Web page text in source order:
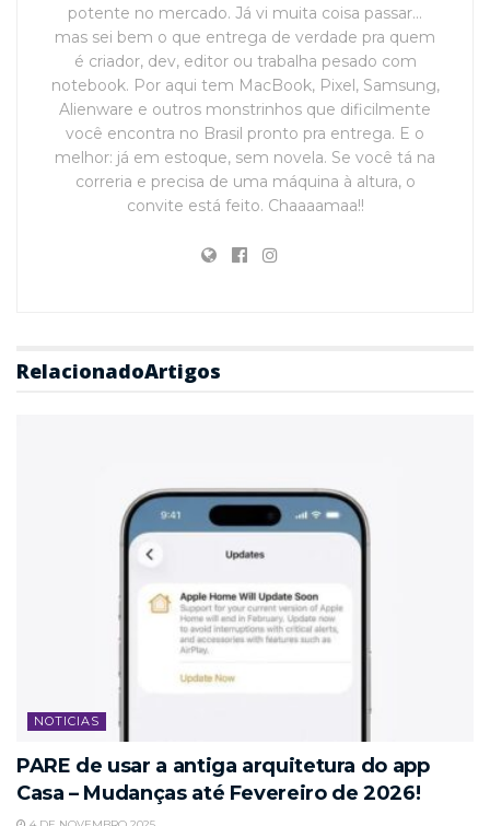
potente no mercado. Já vi muita coisa passar…
mas sei bem o que entrega de verdade pra quem
é criador, dev, editor ou trabalha pesado com
notebook. Por aqui tem MacBook, Pixel, Samsung,
Alienware e outros monstrinhos que dificilmente
você encontra no Brasil pronto pra entrega. E o
melhor: já em estoque, sem novela. Se você tá na
correria e precisa de uma máquina à altura, o
convite está feito. Chaaaamaa!!
RelacionadoArtigos
NOTICIAS
PARE de usar a antiga arquitetura do app
Casa – Mudanças até Fevereiro de 2026!